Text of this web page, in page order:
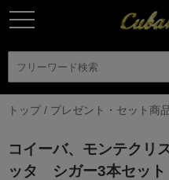
トップ/ プレゼント・セット商
コイーバ、モンテクリ
ッタ シガー3本セット